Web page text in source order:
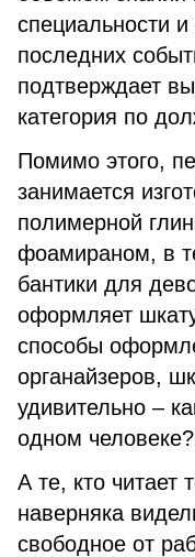
специальности и
последних
подтверждает
категория по
Помимо этого,
занимается
полимерной
фоамираном, в
бантики для
оформляет
способы
органайзеров,
удивительно –
одном
А те, кто читает
наверняка
свободное от